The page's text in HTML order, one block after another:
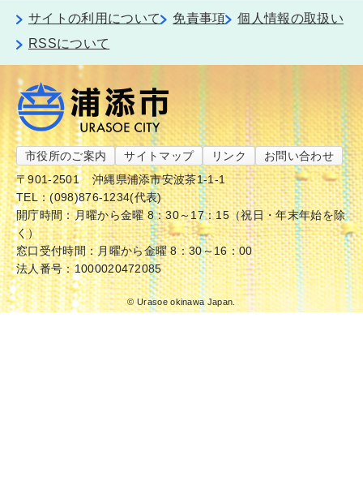
サイトの利用について 免責事項
個人情報の取扱い
RSSについて
市役所のご案内 サイトマップ リンク
お問い合わせ
〒901-2501
沖縄県浦添市安波茶1-1-1
TEL：(098)876-1234(代表)
開庁時間：月曜から金曜 8：30～17：15（祝日・年末年始を除
く）
窓口受付時間：月曜から金曜 8：30～16：00
法人番号：1000020472085
© Urasoe okinawa Japan.